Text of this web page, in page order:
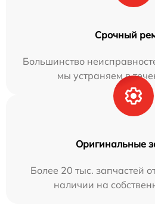
Срочный
Большинство
мы устраняем в
Оригинальные
Более 20 тыс. запчастей
наличии на